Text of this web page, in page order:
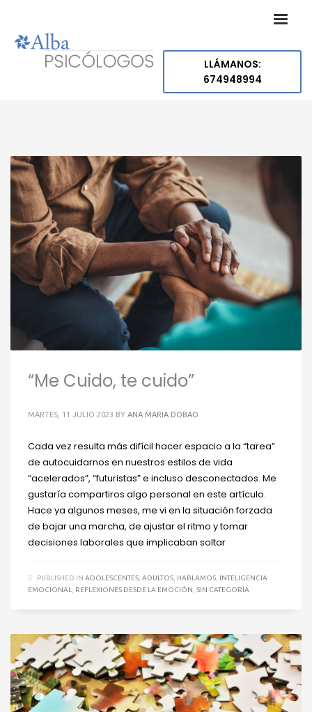
LLÁMANOS:
674948994
“Me Cuido, te cuido”
MARTES, 11 JULIO 2023 BY ANA MARIA DOBAO
Cada vez resulta más difícil hacer espacio a la “tarea”
de autocuidarnos en nuestros estilos de vida
“acelerados”, “futuristas” e incluso desconectados. Me
gustaría compartiros algo personal en este artículo.
Hace ya algunos meses, me vi en la situación forzada
de bajar una marcha, de ajustar el ritmo y tomar
decisiones laborales que implicaban soltar
PUBLISHED IN ADOLESCENTES ADULTOS HABLAMOS INTELIGENCIA
EMOCIONAL
REFLEXIONES DESDE LA EMOCIÓN SIN CATEGORÍA